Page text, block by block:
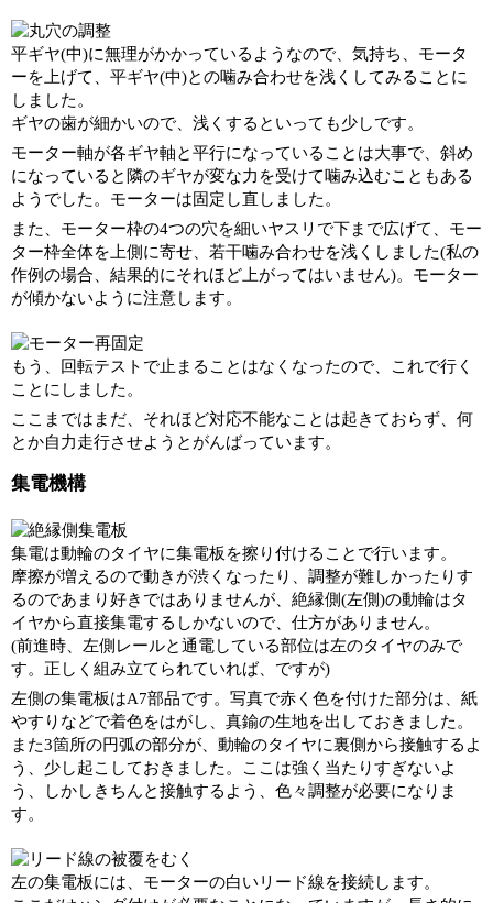
平ギヤ(中)に無理がかかっているようなので、気持ち、モータ
ーを上げて、平ギヤ(中)との噛み合わせを浅くしてみることに
しました。
ギヤの歯が細かいので、浅くするといっても少しです。
モーター軸が各ギヤ軸と平行になっていることは大事で、斜め
になっていると隣のギヤが変な力を受けて噛み込むこともある
ようでした。モーターは固定し直しました。
また、モーター枠の4つの穴を細いヤスリで下まで広げて、モー
ター枠全体を上側に寄せ、若干噛み合わせを浅くしました(私の
作例の場合、結果的にそれほど上がってはいません)。モーター
が傾かないように注意します。
もう、回転テストで止まることはなくなったので、これで行く
ことにしました。
ここまではまだ、それほど対応不能なことは起きておらず、何
とか自力走行させようとがんばっています。
集電機構
集電は動輪のタイヤに集電板を擦り付けることで行います。
摩擦が増えるので動きが渋くなったり、調整が難しかったりす
るのであまり好きではありませんが、絶縁側(左側)の動輪はタ
イヤから直接集電するしかないので、仕方がありません。
(前進時、左側レールと通電している部位は左のタイヤのみで
す。正しく組み立てられていれば、ですが)
左側の集電板はA7部品です。写真で赤く色を付けた部分は、紙
やすりなどで着色をはがし、真鍮の生地を出しておきました。
また3箇所の円弧の部分が、動輪のタイヤに裏側から接触するよ
う、少し起こしておきました。ここは強く当たりすぎないよ
う、しかしきちんと接触するよう、色々調整が必要になりま
す。
左の集電板には、モーターの白いリード線を接続します。